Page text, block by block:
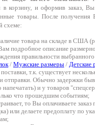
корзину, и оформив заказ, Вы
товары. После получения
схеме:
товара на складе в США
подробное описание
правильности выбранного
/ Мужские размеры / Детские
т.к. существует
отправки. Обычно задержки
напечатать) и у товаров
что прошедшим событиям;
то Вы оплачиваете
или делаете предоплату по